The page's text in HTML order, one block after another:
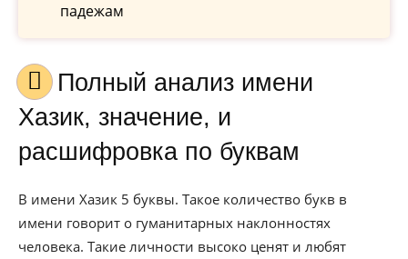
падежам
Полный анализ имени
Хазик, значение, и
расшифровка по буквам
В имени Хазик 5 буквы. Такое количество букв в
имени говорит о гуманитарных наклонностях
человека. Такие личности высоко ценят и любят